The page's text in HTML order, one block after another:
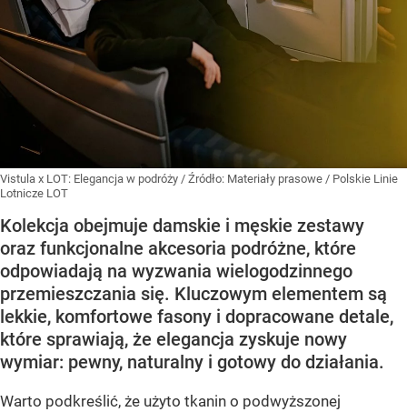
Vistula x LOT: Elegancja w podróży / Źródło: Materiały prasowe / Polskie Linie
Lotnicze LOT
Kolekcja obejmuje damskie i męskie zestawy
oraz funkcjonalne akcesoria podróżne, które
odpowiadają na wyzwania wielogodzinnego
przemieszczania się. Kluczowym elementem są
lekkie, komfortowe fasony i dopracowane detale,
które sprawiają, że elegancja zyskuje nowy
wymiar: pewny, naturalny i gotowy do działania.
Warto podkreślić, że użyto tkanin o podwyższonej